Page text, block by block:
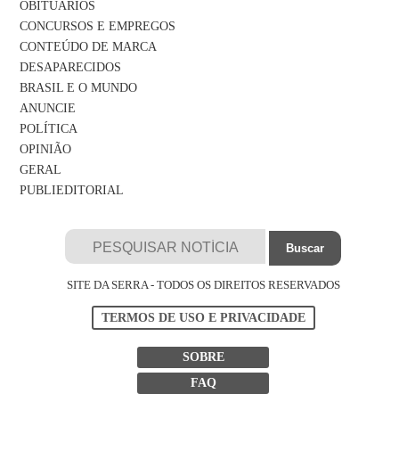
OBITUÁRIOS
CONCURSOS E EMPREGOS
CONTEÚDO DE MARCA
DESAPARECIDOS
BRASIL E O MUNDO
ANUNCIE
POLÍTICA
OPINIÃO
GERAL
PUBLIEDITORIAL
SITE DA SERRA - TODOS OS DIREITOS RESERVADOS
TERMOS DE USO E PRIVACIDADE
SOBRE
FAQ